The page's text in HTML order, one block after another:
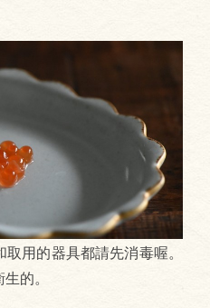
用的器具都請先消毒喔。
的。